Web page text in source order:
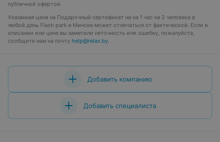
публичной офертой.
Указанная цена на Подaрочный сертификат на на 1 час на 2 человека в
любой день Flash park в Минске может отличаться от фактической. Если в
описании или цене вы заметили неточность или ошибку, пожалуйста,
сообщите нам на почту help@relax.by.
Добавить компанию
Добавить специалиста